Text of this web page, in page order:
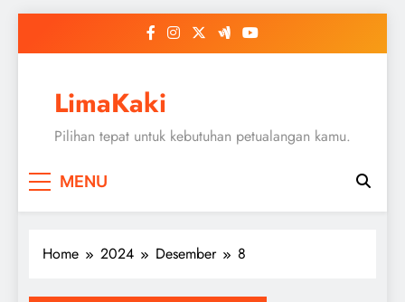
LimaKaki
Pilihan tepat untuk kebutuhan petualangan kamu.
MENU
Home 2024 Desember 8